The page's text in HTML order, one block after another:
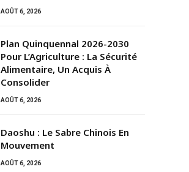
AOÛT 6, 2026
Plan Quinquennal 2026-2030
Pour L’Agriculture : La Sécurité
Alimentaire, Un Acquis À
Consolider
AOÛT 6, 2026
Daoshu : Le Sabre Chinois En
Mouvement
AOÛT 6, 2026